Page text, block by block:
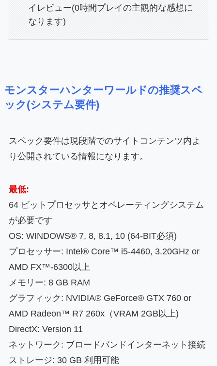
イレビュー(0時間プレイの主観的な感想に
なります)
モンスターハンターワールドの推奨スペ
ック(システム要件)
スペック要件は現段階でのサイトコンテンツ内よ
り公開されている情報になります。
最低:
64 ビットプロセッサとオペレーティングシステム
が必要です
OS: WINDOWS® 7, 8, 8.1, 10 (64-BIT必須)
プロセッサー: Intel® Core™ i5-4460, 3.20GHz or
AMD FX™-6300以上
メモリー: 8 GB RAM
グラフィック: NVIDIA® GeForce® GTX 760 or
AMD Radeon™ R7 260x（VRAM 2GB以上)
DirectX: Version 11
ネットワーク: ブロードバンドインターネット接続
ストレージ: 30 GB 利用可能